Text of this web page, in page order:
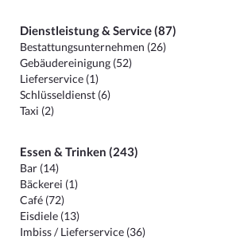
Dienstleistung & Service (87)
Bestattungsunternehmen (26)
Gebäudereinigung (52)
Lieferservice (1)
Schlüsseldienst (6)
Taxi (2)
Essen & Trinken (243)
Bar (14)
Bäckerei (1)
Café (72)
Eisdiele (13)
Imbiss / Lieferservice (36)